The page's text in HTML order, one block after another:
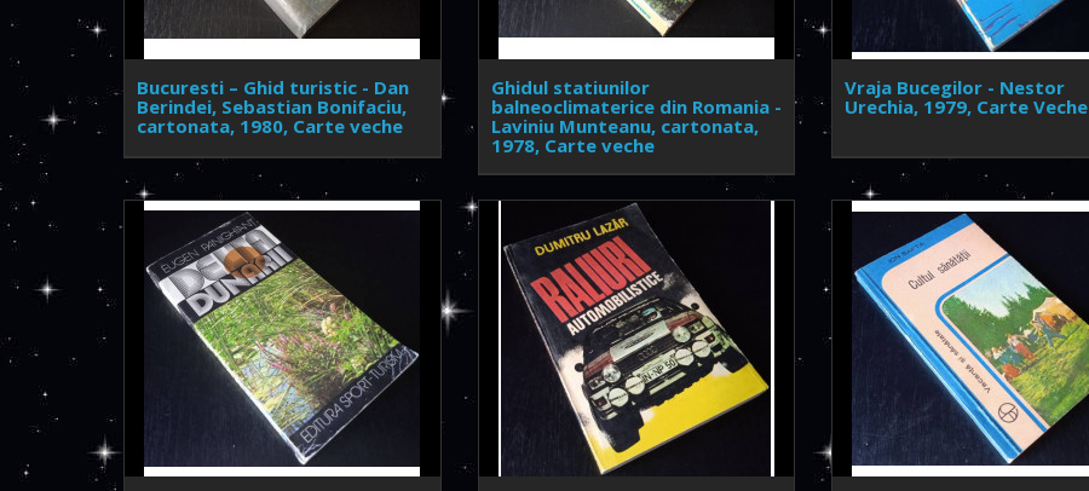
Bucuresti – Ghid turistic - Dan
Berindei, Sebastian Bonifaciu,
cartonata, 1980, Carte veche
Ghidul statiunilor
balneoclimaterice din Romania -
Laviniu Munteanu, cartonata,
1978, Carte veche
Vraja Bucegilor - Nestor
Urechia, 1979, Carte Veche